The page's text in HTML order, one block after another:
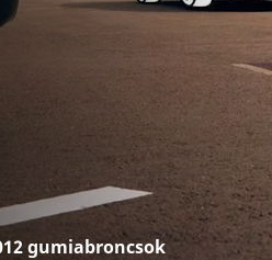
gumiabroncsok